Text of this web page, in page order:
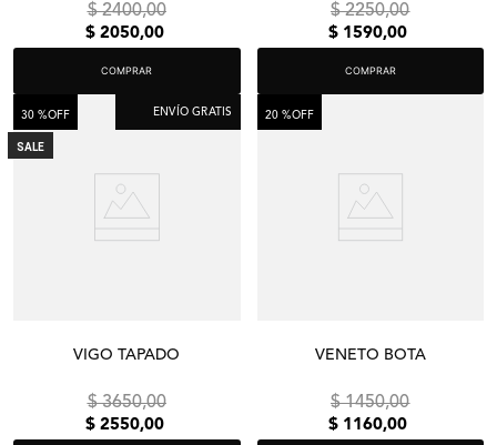
$ 2400,00
$ 2050,00
COMPRAR
$ 2250,00
$ 1590,00
COMPRAR
ENVÍO GRATIS
VIGO TAPADO
SALE
30 %OFF
$ 3650,00
$ 2550,00
VENETO BOTA
20 %OFF
$ 1450,00
$ 1160,00